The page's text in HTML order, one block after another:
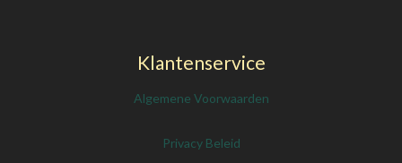
Klantenservice
Algemene Voorwaarden
Privacy Beleid